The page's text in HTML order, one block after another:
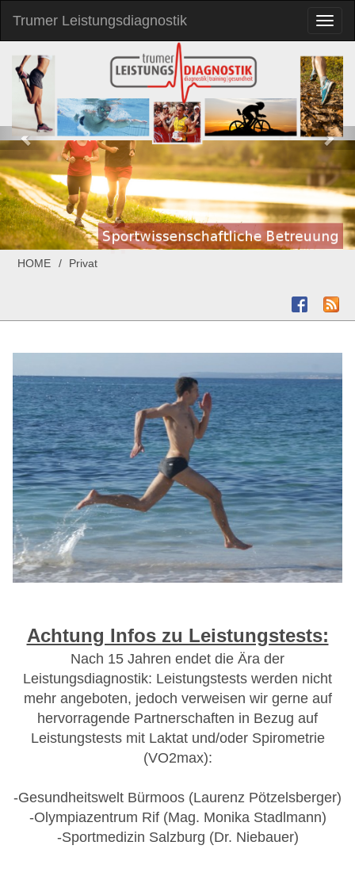
Trumer Leistungsdiagnostik
HOME Privat
Achtung Infos zu Leistungstests:
Nach 15 Jahren endet die Ära der
Leistungsdiagnostik: Leistungstests werden nicht
mehr angeboten, jedoch verweisen wir gerne auf
hervorragende Partnerschaften in Bezug auf
Leistungstests mit Laktat und/oder Spirometrie
(VO2max):
-Gesundheitswelt Bürmoos (Laurenz Pötzelsberger)
-Olympiazentrum Rif (Mag. Monika Stadlmann)
-Sportmedizin Salzburg (Dr. Niebauer)